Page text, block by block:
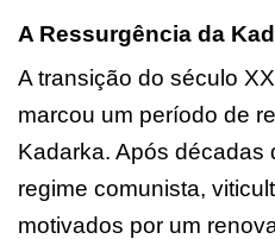
A Ressurgência da
A transição do século
marcou um período de
Kadarka. Após décadas
regime comunista,
motivados por um